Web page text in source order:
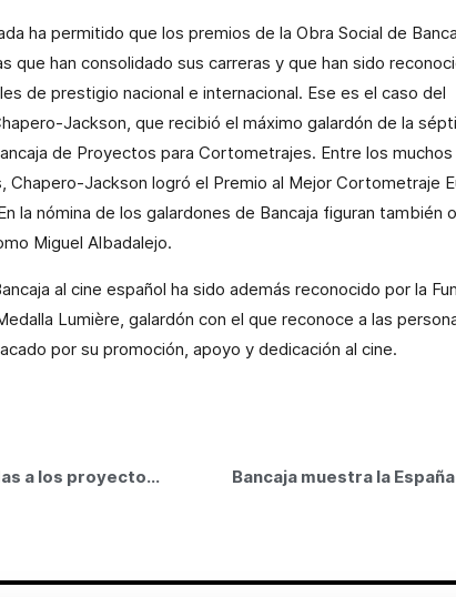
ha permitido que los premios de la Obra Social de
que han consolidado sus carreras y que han sido
de prestigio nacional e internacional. Ese es el caso del
Jackson, que recibió el máximo galardón de la
de Proyectos para Cortometrajes. Entre los muchos
Chapero-Jackson logró el Premio al Mejor Cortometraje
la nómina de los galardones de Bancaja figuran también
Miguel Albadalejo.
al cine español ha sido además reconocido por la
Lumière, galardón con el que reconoce a las
por su promoción, apoyo y dedicación al cine.
Bancaja concede ayudas a los proyectos sociales de 517 asociaciones de toda España